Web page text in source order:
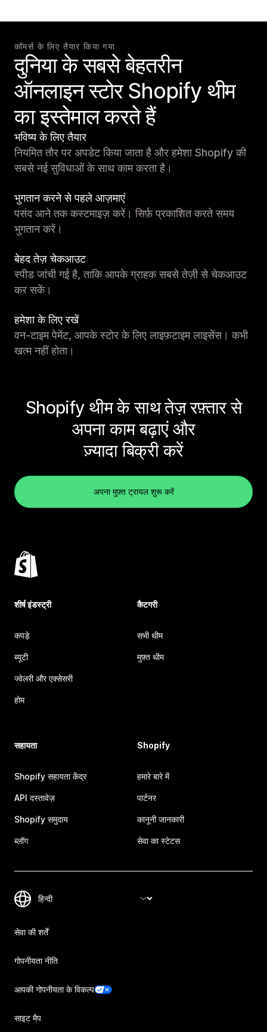
कॉमर्स के लिए तैयार किया गया
दुनिया के सबसे बेहतरीन
ऑनलाइन स्टोर Shopify थीम
का इस्तेमाल करते हैं
भविष्य के लिए तैयार
नियमित तौर पर अपडेट किया जाता है और हमेशा Shopify की
सबसे नई सुविधाओं के साथ काम करता है।
भुगतान करने से पहले आज़माएं
पसंद आने तक कस्टमाइज़ करें। सिर्फ़ प्रकाशित करते समय
भुगतान करें।
बेहद तेज़ चेकआउट
स्पीड जांची गई है, ताकि आपके ग्राहक सबसे तेज़ी से चेकआउट
कर सकें।
हमेशा के लिए रखें
वन-टाइम पेमेंट, आपके स्टोर के लिए लाइफ़टाइम लाइसेंस। कभी
खत्म नहीं होता।
Shopify थीम के साथ तेज़ रफ़्तार से
अपना काम बढ़ाएं और
ज़्यादा बिक्री करें
अपना मुफ़्त ट्रायल शुरू करें
शीर्ष इंडस्ट्री
कपड़े
ब्यूटी
ज्वेलरी और एक्सेसरी
होम
कैटगरी
सभी थीम
मुफ़्त थीम
सहायता
Shopify सहायता केंद्र
API दस्तावेज़
Shopify समुदाय
ब्लॉग
Shopify
हमारे बारे में
पार्टनर
कानूनी जानकारी
सेवा का स्टेटस
सेवा की शर्तें
गोपनीयता नीति
आपकी गोपनीयता के विकल्प
साइट मैप